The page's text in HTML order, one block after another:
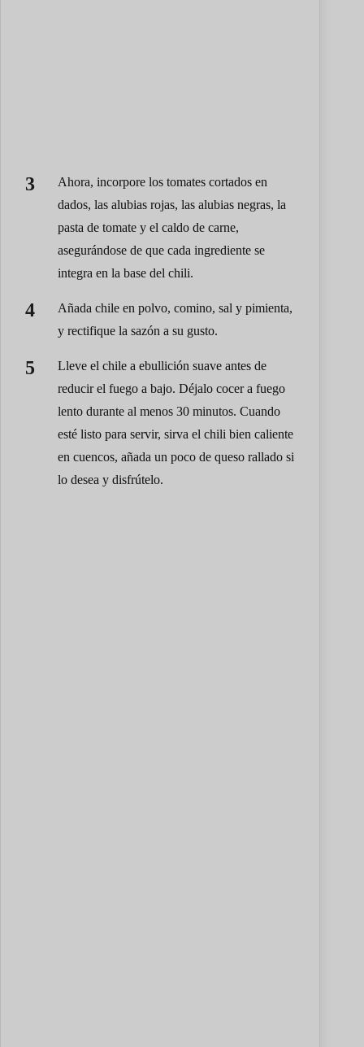
Ahora, incorpore los tomates cortados en
dados, las alubias rojas, las alubias negras, la
pasta de tomate y el caldo de carne,
asegurándose de que cada ingrediente se
integra en la base del chili.
Añada chile en polvo, comino, sal y pimienta,
y rectifique la sazón a su gusto.
Lleve el chile a ebullición suave antes de
reducir el fuego a bajo. Déjalo cocer a fuego
lento durante al menos 30 minutos. Cuando
esté listo para servir, sirva el chili bien caliente
en cuencos, añada un poco de queso rallado si
lo desea y disfrútelo.